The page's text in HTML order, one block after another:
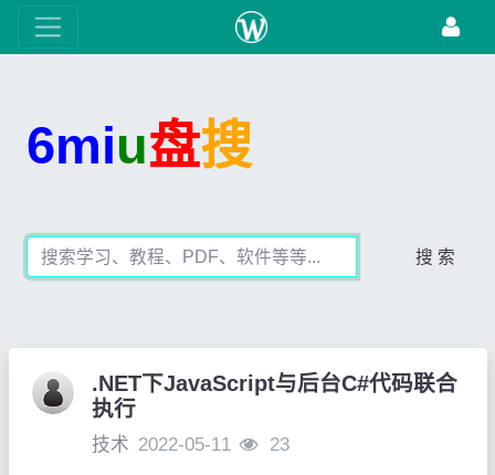
6miu盘搜
搜 索
.NET下JavaScript与后台C#代码联合
执行
技术 2022-05-11 23